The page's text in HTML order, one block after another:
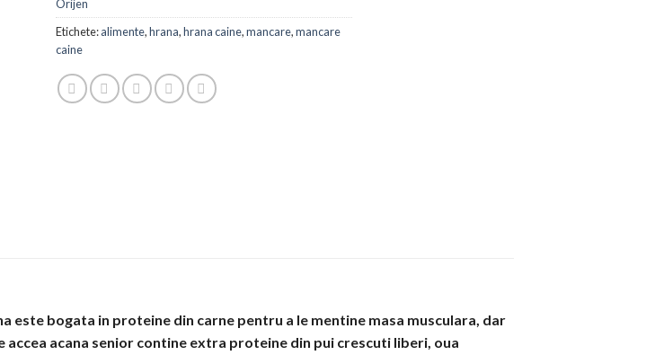
Orijen
Etichete:alimente,hrana,hrana caine,mancare,mancare
caine
este bogata in proteine din carne pentru a le mentine masa musculara, dar
acana senior contine extra proteine din pui crescuti liberi, oua